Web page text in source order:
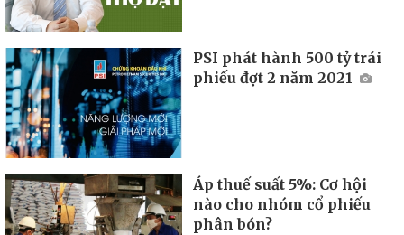
PSI phát hành 500 tỷ trái
phiếu đợt 2 năm 2021
Áp thuế suất 5%: Cơ hội
nào cho nhóm cổ phiếu
phân bón?